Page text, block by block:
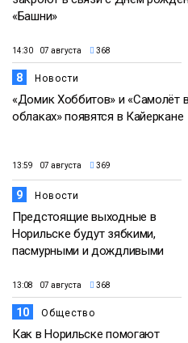
«Башни»
14:30 07 августа 368
8 Новости
«Домик Хоббитов» и «Самолёт в
облаках» появятся в Кайеркане
13:59 07 августа 369
9 Новости
Предстоящие выходные в
Норильске будут зябкими,
пасмурными и дождливыми
13:08 07 августа 368
10 Общество
Как в Норильске помогают